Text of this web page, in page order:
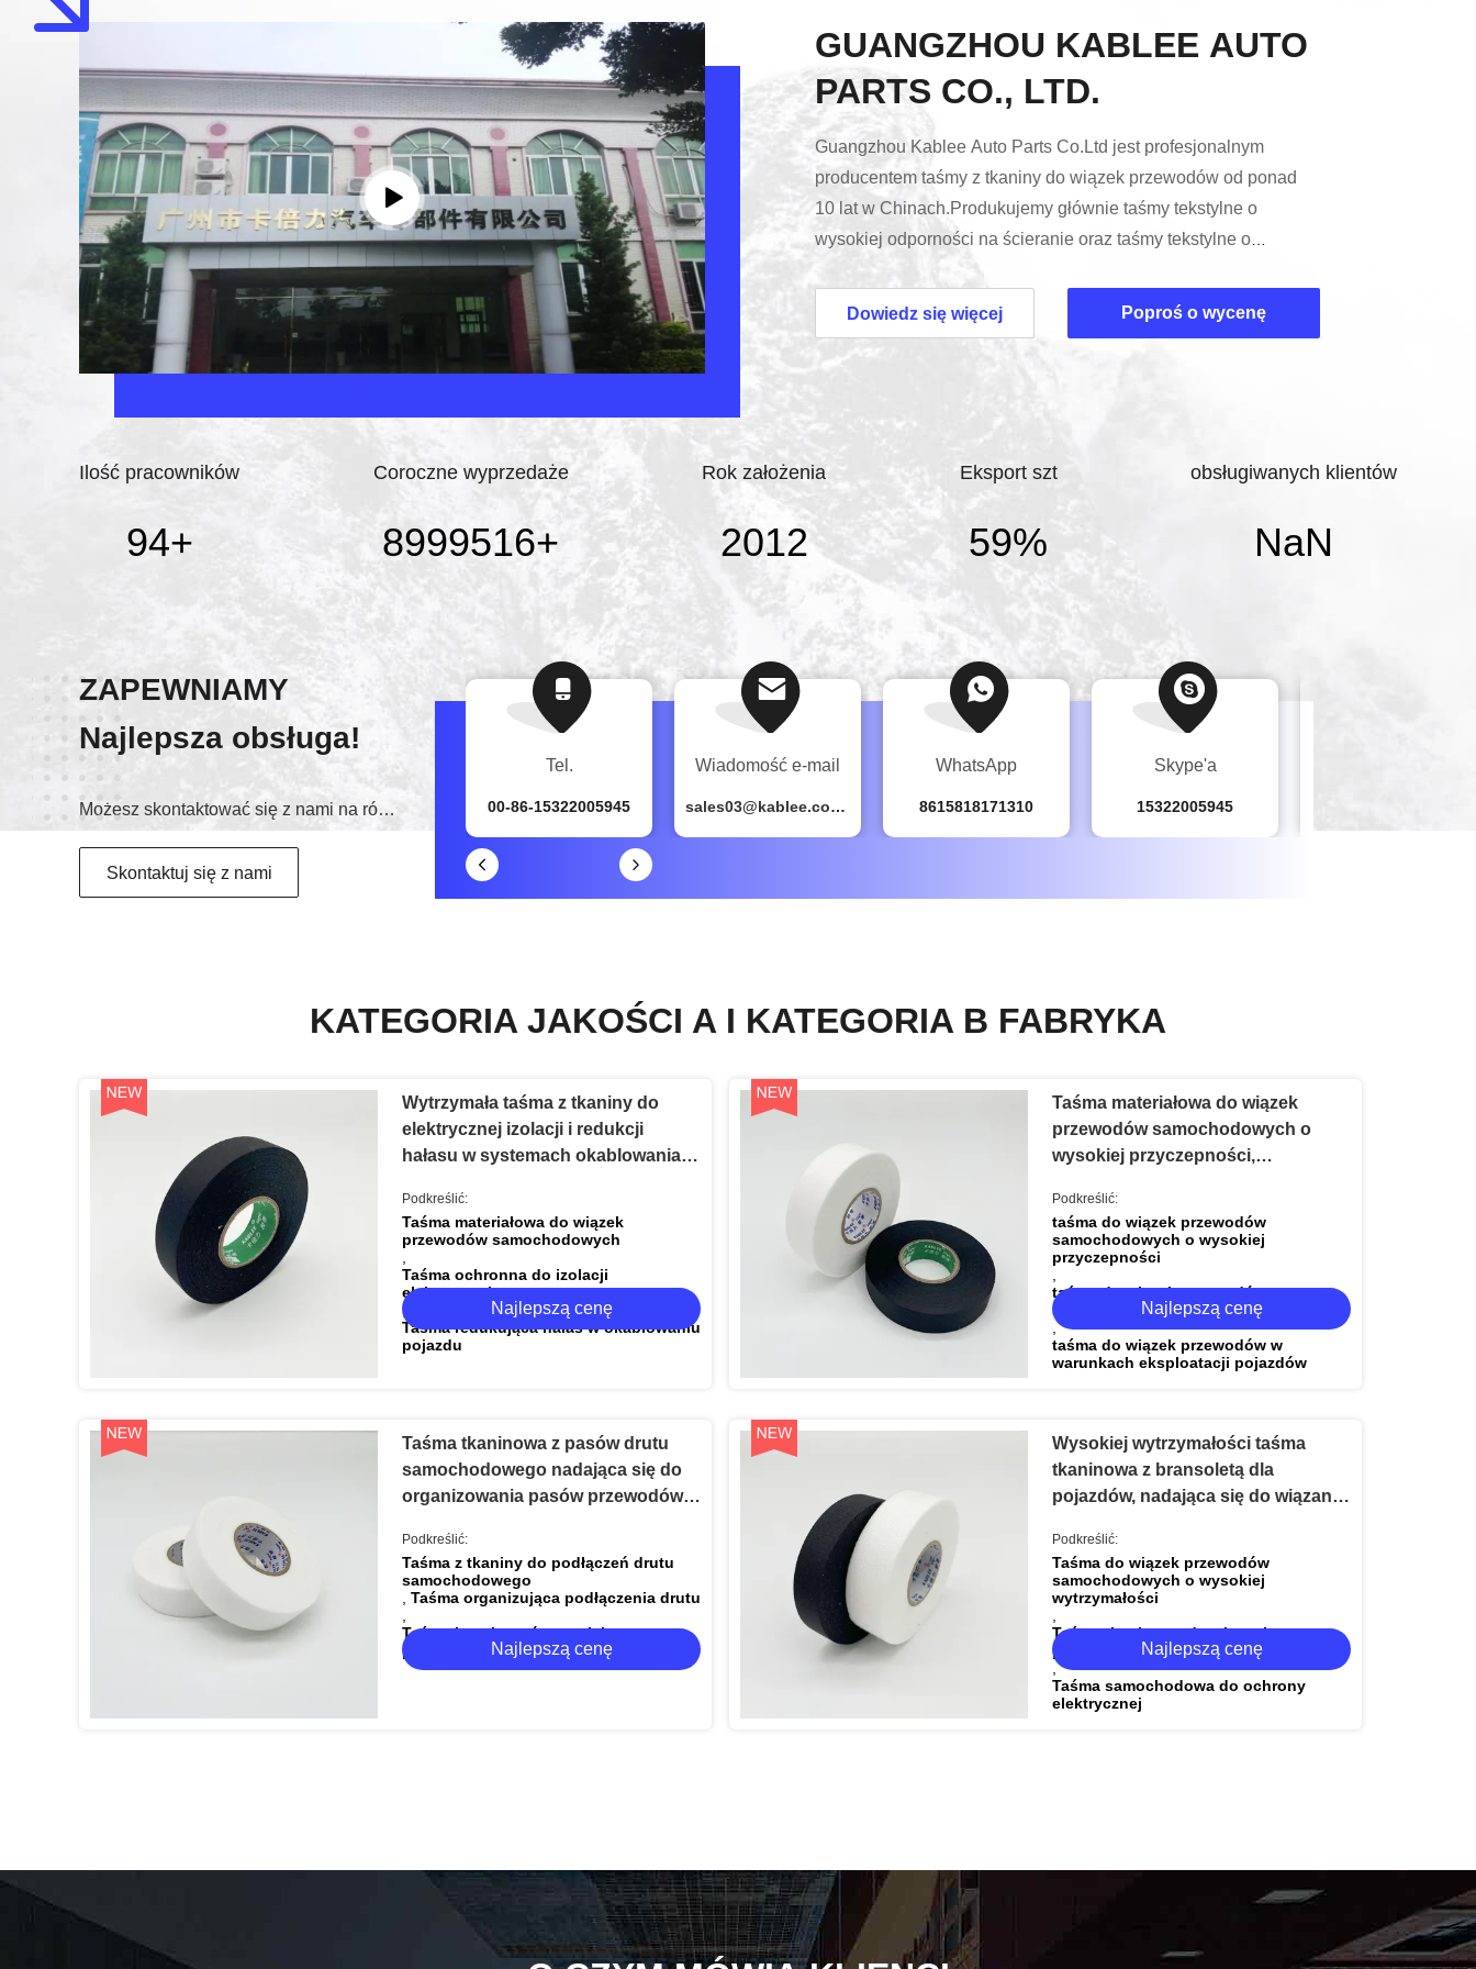
GUANGZHOU KABLEE AUTO
PARTS CO., LTD.
Guangzhou Kablee Auto Parts Co.Ltd jest profesjonalnym
producentem taśmy z tkaniny do wiązek przewodów od ponad
10 lat w Chinach.Produkujemy głównie taśmy tekstylne o
wysokiej odporności na ścieranie oraz taśmy tekstylne o
wysokim stopniu tłumienia hałasu.mamy doskonałą jakość
opartą na najwyższej klasy technologii syntetycznej kleju,
zarządzania jakością.Dostarczamy rozwiązania dla światowej
Dowiedz się więcej Poproś o wycenę
Ilość pracowników
95+
Coroczne wyprzedaże
9000000+
Rok założenia
2013
Eksport szt
60%
obsługiwanych klientów
NaN
ZAPEWNIAMY
Najlepsza obsługa!
Możesz skontaktować się z nami na różne sposoby
Skontaktuj się z nami
15322005945
Tel.
00-86-15322005945
Wiadomość e-mail
sales03@kablee.com.cn
WhatsApp
8615818171310
Skype'a
15322005945
KATEGORIA JAKOŚCI A I KATEGORIA B FABRYKA
Wytrzymała taśma z tkaniny do
elektrycznej izolacji i redukcji
hałasu w systemach okablowania
Podkreślić:
Taśma materiałowa do wiązek
przewodów samochodowych
Taśma ochronna do izolacji
elektrycznej
,
Taśma redukująca hałas w okablowaniu
pojazdu
Najlepszą cenę
Taśma materiałowa do wiązek
przewodów samochodowych o
wysokiej przyczepności,
integralności wiązek przewodów w
warunkach pracy pojazdu
Podkreślić:
taśma do wiązek przewodów
samochodowych o wysokiej
przyczepności
taśma do wiązek przewodów
samochodowych do wiązek przewodów
,
taśma do wiązek przewodów w
warunkach eksploatacji pojazdów
Najlepszą cenę
Taśma tkaninowa z pasów drutu
samochodowego nadająca się do
organizowania pasów przewodów i
elektrycznego w pojazdach
Podkreślić:
Taśma z tkaniny do podłączeń drutu
samochodowego
Taśma organizująca podłączenia drutu
Taśma bezpieczeństwa elektrycznego
pojazdu
Najlepszą cenę
Wysokiej wytrzymałości taśma
tkaninowa z bransoletą dla
pojazdów, nadająca się do wiązania
systemach samochodowych
Podkreślić:
Taśma do wiązek przewodów
samochodowych o wysokiej
wytrzymałości
Taśma tkaninowa do wiązania
przewodów samochodowych
,
Taśma samochodowa do ochrony
elektrycznej
Najlepszą cenę